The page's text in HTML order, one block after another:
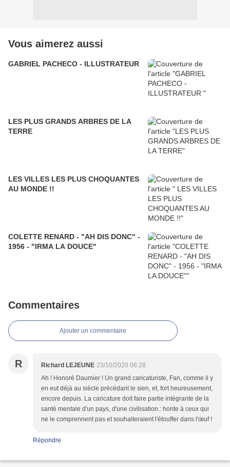
Vous aimerez aussi
GABRIEL PACHECO - ILLUSTRATEUR
LES PLUS GRANDS ARBRES DE LA
TERRE
LES VILLES LES PLUS CHOQUANTES
AU MONDE !!
COLETTE RENARD - "AH DIS DONC" -
1956 - "IRMA LA DOUCE"
Commentaires
Ajouter un commentaire
R Richard LEJEUNE 23/10/2020 06:28
Ah ! Honoré Daumier ! Un grand caricaturiste, Fan, comme il y
en eut déjà au siècle précédant le sien, et, fort heureusement,
encore depuis. La caricature doit faire partie intégrante de la
santé mentale d'un pays, d'une civilisation.: honte à ceux qui
ne le comprennent pas et souhaiteraient l'étouffer dans l'œuf !
Répondre